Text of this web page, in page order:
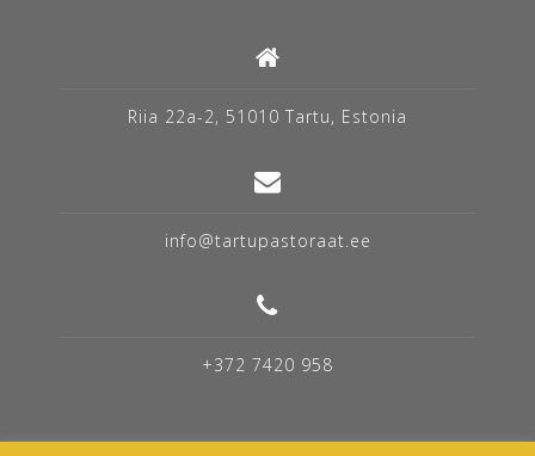
Riia 22a-2, 51010 Tartu, Estonia
info@tartupastoraat.ee
+372 7420 958